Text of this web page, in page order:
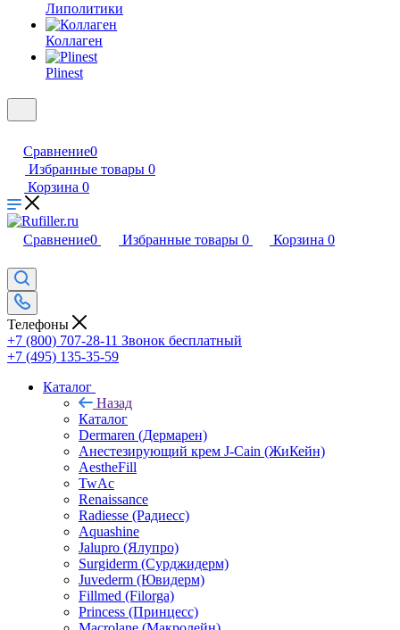
Липолитики
Коллаген
Plinest
Сравнение0
Избранные товары 0
Корзина 0
Сравнение0 Избранные товары 0 Корзина 0
Телефоны
+7 (800) 707-28-11 Звонок бесплатный
+7 (495) 135-35-59
Каталог
Назад
Каталог
Dermaren (Дермарен)
Анестезирующий крем J-Cain (ЖиКейн)
AestheFill
TwAc
Renaissance
Radiesse (Радиесс)
Aquashine
Jalupro (Ялупро)
Surgiderm (Сурджидерм)
Juvederm (Ювидерм)
Fillmed (Filorga)
Princess (Принцесс)